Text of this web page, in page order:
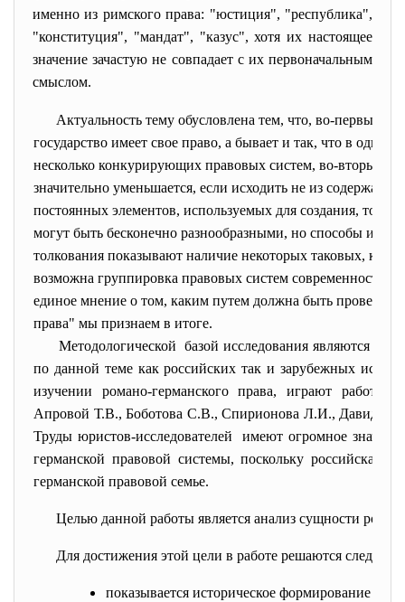
именно из римского права: "юстиция", "республика",
"конституция", "мандат", "казус", хотя их настоящее
значение зачастую не совпадает с их первоначальным
смыслом.
Актуальность тему обусловлена тем, что, во-первых,
государство имеет свое право, а бывает и так, что в одном
несколько конкурирующих правовых систем, во-вторых,
значительно уменьшается, если исходить не из
постоянных элементов, используемых для создания,
могут быть бесконечно разнообразными, но способы их
толкования показывают наличие некоторых таковых,
возможна группировка правовых систем современности на
единое мнение о том, каким путем должна быть проведена
права" мы признаем в итоге.
Методологической базой исследования являются
по данной теме как российских так и зарубежных
изучении романо-германского права, играют работы
Апровой Т.В., Боботова С.В., Спирионова Л.И., Давида
Труды юристов-исследователей имеют огромное
германской правовой системы, поскольку российская
германской правовой семье.
Целью данной работы является анализ сущности
Для достижения этой цели в работе решаются
показывается историческое формирование